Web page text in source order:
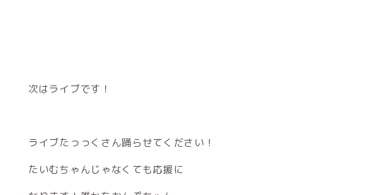
次はライブです！
ライブたっっくさん踊らせてください！
たいむちゃんじゃなくても応援に